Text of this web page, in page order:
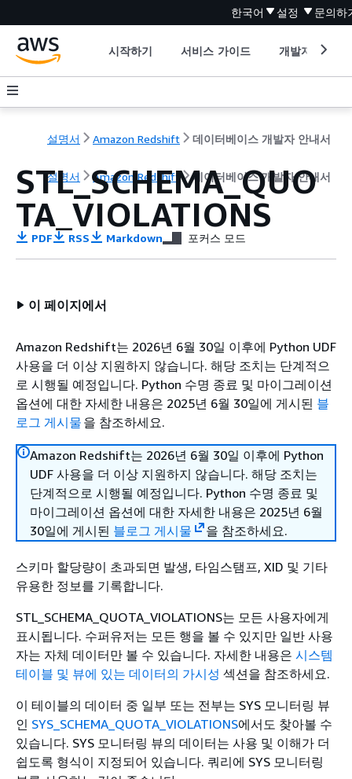
한국어 설정 문의하
시작하기 서비스 가이드 개발자 도구
설명서 Amazon Redshift 데이터베이스 개발자 안내서
설명서 Amazon Redshift 데이터베이스 개발자 안내서
STL_SCHEMA_QUO
TA_VIOLATIONS
PDF RSS Markdown 포커스 모드
이 페이지에서
Amazon Redshift는 2026년 6월 30일 이후에 Python UDF
사용을 더 이상 지원하지 않습니다. 해당 조치는 단계적으
로 시행될 예정입니다. Python 수명 종료 및 마이그레이션
옵션에 대한 자세한 내용은 2025년 6월 30일에 게시된 블
로그 게시물 을 참조하세요.
Amazon Redshift는 2026년 6월 30일 이후에 Python
UDF 사용을 더 이상 지원하지 않습니다. 해당 조치는
단계적으로 시행될 예정입니다. Python 수명 종료 및
마이그레이션 옵션에 대한 자세한 내용은 2025년 6월
30일에 게시된 블로그 게시물 을 참조하세요.
스키마 할당량이 초과되면 발생, 타임스탬프, XID 및 기타
유용한 정보를 기록합니다.
STL_SCHEMA_QUOTA_VIOLATIONS는 모든 사용자에게
표시됩니다. 수퍼유저는 모든 행을 볼 수 있지만 일반 사용
자는 자체 데이터만 볼 수 있습니다. 자세한 내용은 시스템
테이블 및 뷰에 있는 데이터의 가시성 섹션을 참조하세요.
이 테이블의 데이터 중 일부 또는 전부는 SYS 모니터링 뷰
인 SYS_SCHEMA_QUOTA_VIOLATIONS에서도 찾아볼 수
있습니다. SYS 모니터링 뷰의 데이터는 사용 및 이해가 더
쉽도록 형식이 지정되어 있습니다. 쿼리에 SYS 모니터링